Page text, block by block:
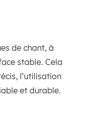
de chant, à
stable. Cela
l’utilisation
et durable.